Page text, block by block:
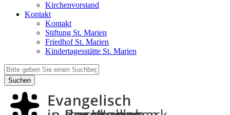
Kirchenvorstand
Kontakt
Kontakt
Stiftung St. Marien
Friedhof St. Marien
Kindertagesstätte St. Marien
Suchen